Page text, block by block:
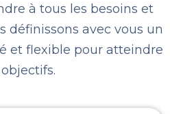
à tous les besoins et
définissons avec vous un
et flexible pour atteindre